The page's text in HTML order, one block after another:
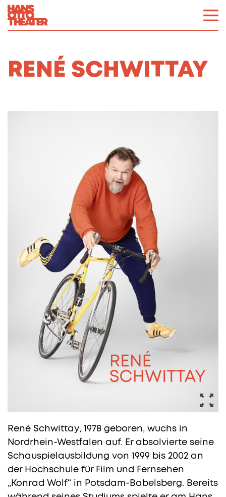
RENÉ SCHWITTAY
René Schwittay, 1978 geboren, wuchs in
Nordrhein-Westfalen auf. Er absolvierte seine
Schauspielausbildung von 1999 bis 2002 an
der Hochschule für Film und Fernsehen
„Konrad Wolf“ in Potsdam-Babelsberg. Bereits